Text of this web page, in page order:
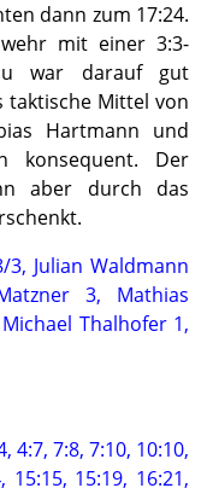
dann zum 17:24.
mit einer 3:3-
war darauf gut
taktische Mittel von
Hartmann und
konsequent. Der
aber durch das
3, Julian Waldmann
3, Mathias
Thalhofer 1,
4:7, 7:8, 7:10, 10:10,
15:15, 15:19, 16:21,